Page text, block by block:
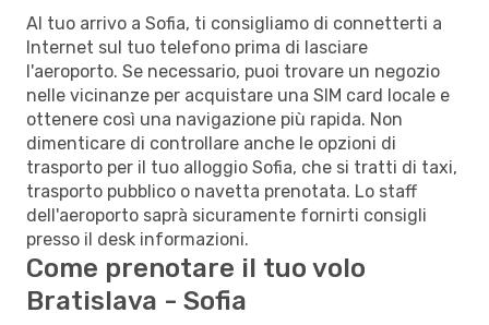
Al tuo arrivo a Sofia, ti consigliamo di connetterti a
Internet sul tuo telefono prima di lasciare
l'aeroporto. Se necessario, puoi trovare un negozio
nelle vicinanze per acquistare una SIM card locale e
ottenere così una navigazione più rapida. Non
dimenticare di controllare anche le opzioni di
trasporto per il tuo alloggio Sofia, che si tratti di taxi,
trasporto pubblico o navetta prenotata. Lo staff
dell'aeroporto saprà sicuramente fornirti consigli
presso il desk informazioni.
Come prenotare il tuo volo
Bratislava - Sofia